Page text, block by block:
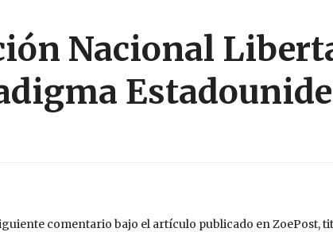
Nacional
comentario bajo el artículo publicado en ZoePost,